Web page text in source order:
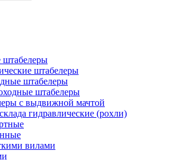
штабелеры
штабелеры
штабелеры
штабелеры
с выдвижной мачтой
гидравлические (рохли)
вилами